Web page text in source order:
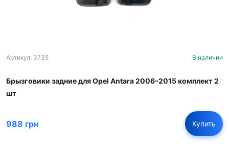
Артикул: 3735 В наличии
Брызговики задние для Opel Antara 2006–2015 комплект 2
шт
988 грн Купить